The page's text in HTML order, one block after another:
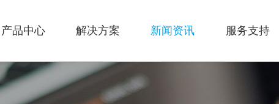
产品中心 解决方案 新闻资讯 服务支持